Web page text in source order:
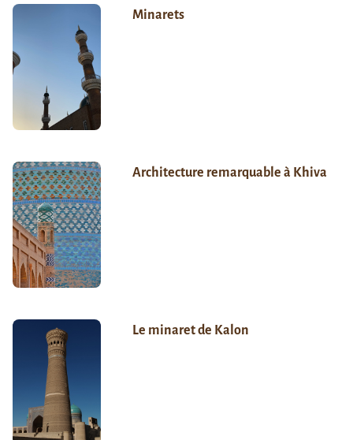
Minarets
Architecture remarquable à Khiva
Le minaret de Kalon